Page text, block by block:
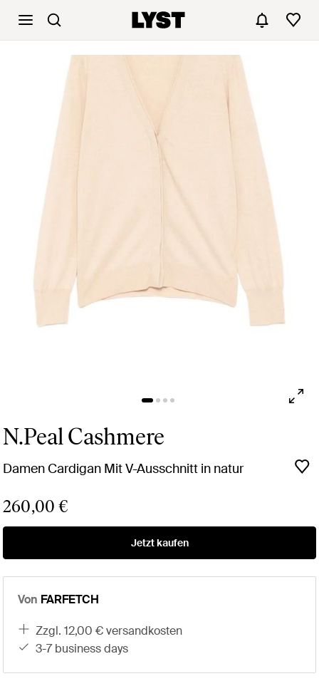
N.Peal Cashmere
Damen Cardigan Mit V-Ausschnitt in natur
260,00 €
Jetzt kaufen
Von FARFETCH
zzgl. 12,00 € versandkosten
3-7 business days